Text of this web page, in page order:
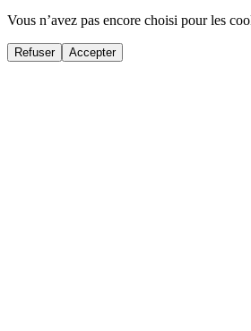
Vous n’avez pas encore choisi pour les
Refuser Accepter